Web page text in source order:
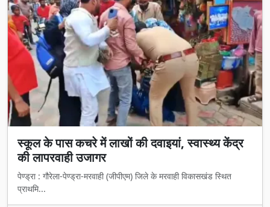
स्कूल के पास कचरे में लाखों की दवाइयां, स्वास्थ्य केंद्र
की लापरवाही उजागर
पेण्ड्रा : गौरेला-पेण्ड्रा-मरवाही (जीपीएम) जिले के मरवाही विकासखंड स्थित
प्राथमि...